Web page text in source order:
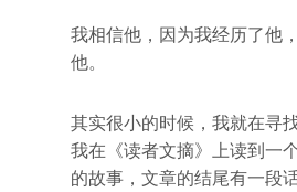
我相信他，因为我经历了他
他。
其实很小的时候，我就在寻
我在《读者文摘》上读到一
的故事，文章的结尾有一段话